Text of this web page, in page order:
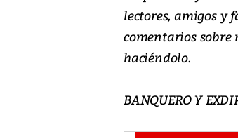
lectores, amigos y
comentarios sobre
haciéndolo.
BANQUERO Y